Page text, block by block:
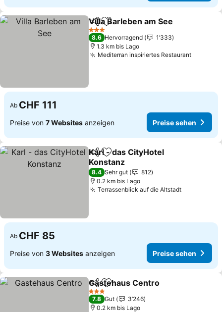
TeilenZu Favoriten hinzufügen
Villa Barleben am See
3 Sterne
8.6 Hervorragend
1’333
1.3 km bis Lago
Mediterran inspiriertes Restaurant
Ab CHF 111
Preise von 7 Websites anzeigen Preise sehen
TeilenZu Favoriten hinzufügen
Karl - das CityHotel
Konstanz
8.4 Sehr gut
812
0.2 km bis Lago
Terrassenblick auf die Altstadt
Ab CHF 85
Preise von 3 Websites anzeigen Preise sehen
TeilenZu Favoriten hinzufügen
Gastehaus Centro
3 Sterne
7.8 Gut
3’246
0.2 km bis Lago